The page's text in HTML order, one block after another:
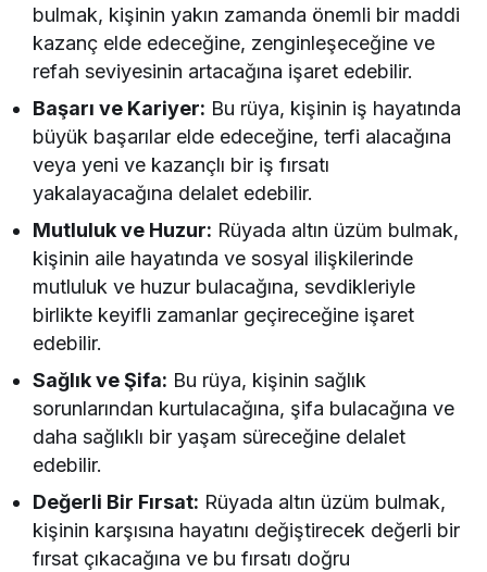
bulmak, kişinin yakın zamanda önemli bir maddi
kazanç elde edeceğine, zenginleşeceğine ve
refah seviyesinin artacağına işaret edebilir.
Başarı ve Kariyer: Bu rüya, kişinin iş hayatında
büyük başarılar elde edeceğine, terfi alacağına
veya yeni ve kazançlı bir iş fırsatı
yakalayacağına delalet edebilir.
Mutluluk ve Huzur: Rüyada altın üzüm bulmak,
kişinin aile hayatında ve sosyal ilişkilerinde
mutluluk ve huzur bulacağına, sevdikleriyle
birlikte keyifli zamanlar geçireceğine işaret
edebilir.
Sağlık ve Şifa: Bu rüya, kişinin sağlık
sorunlarından kurtulacağına, şifa bulacağına ve
daha sağlıklı bir yaşam süreceğine delalet
edebilir.
Değerli Bir Fırsat: Rüyada altın üzüm bulmak,
kişinin karşısına hayatını değiştirecek değerli bir
fırsat çıkacağına ve bu fırsatı doğru